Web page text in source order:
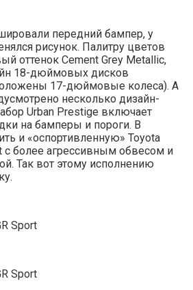
передний бампер, у
рисунок. Палитру цветов
оттенок Cement Grey Metallic,
18-дюймовых дисков
17-дюймовые колеса). А
несколько дизайн-
Urban Prestige включает
на бамперы и пороги. В
и «оспортивленную» Toyota
с более агрессивным обвесом и
Так вот этому исполнению
Sport
Sport